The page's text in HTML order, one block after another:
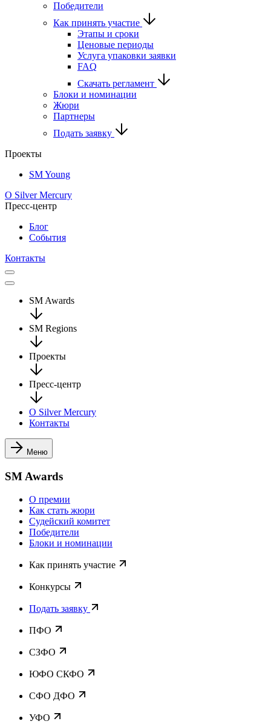
Победители
Как принять участие
Этапы и сроки
Ценовые периоды
Услуга упаковки заявки
FAQ
Скачать регламент
Блоки и номинации
Жюри
Партнеры
Подать заявку
Проекты
SM Young
О Silver Mercury
Пресс-центр
Блог
События
Контакты
SM Awards
SM Regions
Проекты
Пресс-центр
О Silver Mercury
Контакты
Меню
SM Awards
О премии
Как стать жюри
Судейский комитет
Победители
Блоки и номинации
Как принять участие
Конкурсы
Подать заявку
ПФО
СЗФО
ЮФО СКФО
CФО ДФО
УФО